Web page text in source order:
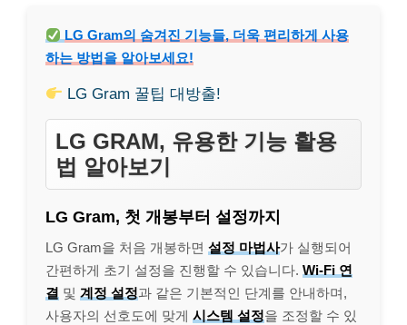
LG Gram의 숨겨진 기능들, 더욱 편리하게 사용
하는 방법을 알아보세요!
LG Gram 꿀팁 대방출!
LG GRAM, 유용한 기능 활용
법 알아보기
LG Gram, 첫 개봉부터 설정까지
LG Gram을 처음 개봉하면 설정 마법사가 실행되어
간편하게 초기 설정을 진행할 수 있습니다. Wi-Fi 연
결 및 계정 설정과 같은 기본적인 단계를 안내하며,
사용자의 선호도에 맞게 시스템 설정을 조정할 수 있